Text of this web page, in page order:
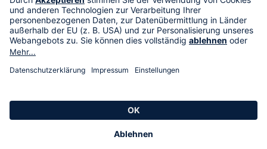
HSE International